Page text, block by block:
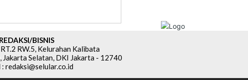
REDAKSI/BISNIS
RW.5, Kelurahan Kalibata
Jakarta Selatan, DKI Jakarta - 12740
: redaksi@selular.co.id